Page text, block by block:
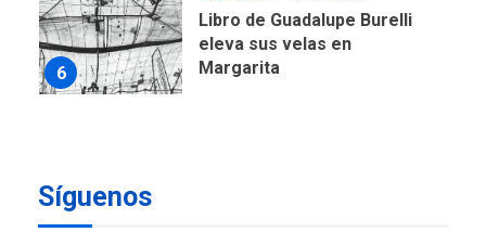
6
Libro de Guadalupe Burelli
eleva sus velas en
Margarita
7
Síguenos